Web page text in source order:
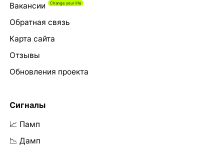
Вакансии
Обратная связь
Карта сайта
Отзывы
Обновления проекта
Сигналы
📈 Памп
📉 Дамп